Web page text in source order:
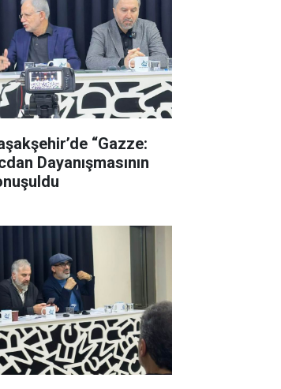
“Gazze:
Dayanışmasının